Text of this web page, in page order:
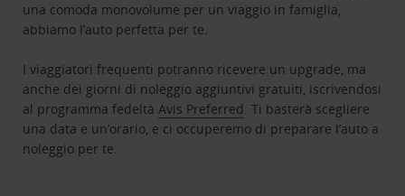
una comoda monovolume per un viaggio in famiglia,
abbiamo l’auto perfetta per te.
I viaggiatori frequenti potranno ricevere un upgrade, ma
anche dei giorni di noleggio aggiuntivi gratuiti, iscrivendosi
al programma fedeltàAvis Preferred. Ti basterà scegliere
una data e un’orario, e ci occuperemo di preparare l’auto a
noleggio per te.